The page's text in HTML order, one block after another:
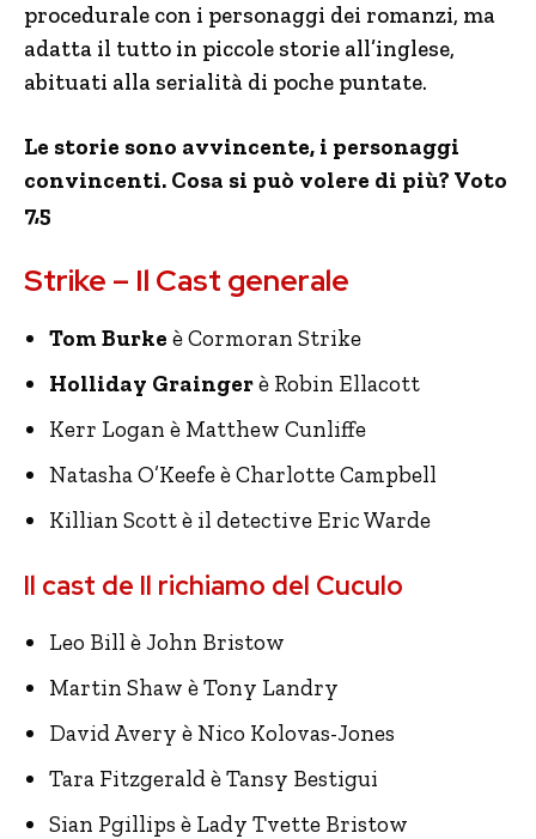
procedurale con i personaggi dei romanzi, ma
adatta il tutto in piccole storie all’inglese,
abituati alla serialità di poche puntate.
Le storie sono avvincente, i personaggi
convincenti. Cosa si può volere di più? Voto
7,5
Strike – Il Cast generale
Tom Burke è Cormoran Strike
Holliday Graingerè Robin Ellacott
Kerr Logan è Matthew Cunliffe
Natasha O’Keefe è Charlotte Campbell
Killian Scott è il detective Eric Warde
Il cast de Il richiamo del Cuculo
Leo Bill è John Bristow
Martin Shaw è Tony Landry
David Avery è Nico Kolovas-Jones
Tara Fitzgerald è Tansy Bestigui
Sian Pgillips è Lady Tvette Bristow